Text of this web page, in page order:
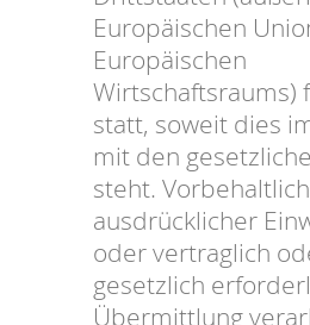
Europäischen
Europäischen
Wirtschaftsraums)
statt, soweit dies
mit den
steht. Vorbehaltlich
ausdrücklicher
oder vertraglich
gesetzlich
Übermittlung